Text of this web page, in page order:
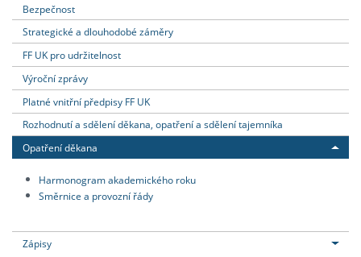
Bezpečnost
Strategické a dlouhodobé záměry
FF UK pro udržitelnost
Výroční zprávy
Platné vnitřní předpisy FF UK
Rozhodnutí a sdělení děkana, opatření a sdělení tajemníka
Opatření děkana
Harmonogram akademického roku
Směrnice a provozní řády
Zápisy